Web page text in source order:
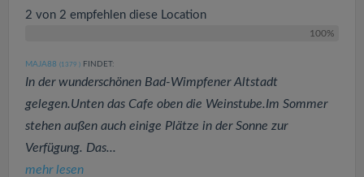
2 von 2 empfehlen diese Location
100%
MAJA88 (1379 ) FINDET:
In der wunderschönen Bad-Wimpfener Altstadt
gelegen.Unten das Cafe oben die Weinstube.Im Sommer
stehen außen auch einige Plätze in der Sonne zur
Verfügung. Das...
mehr lesen